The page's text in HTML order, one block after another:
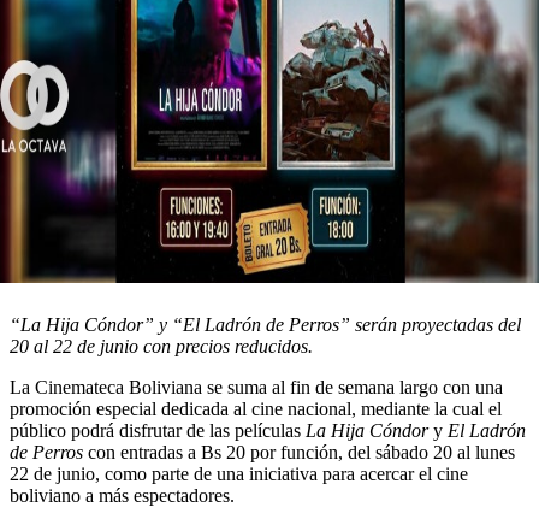
“La Hija Cóndor” y “El Ladrón de Perros” serán proyectadas del
20 al 22 de junio con precios reducidos.
La Cinemateca Boliviana se suma al fin de semana largo con una
promoción especial dedicada al cine nacional, mediante la cual el
público podrá disfrutar de las películas La Hija Cóndory El Ladrón
de Perros con entradas a Bs 20 por función, del sábado 20 al lunes
22 de junio, como parte de una iniciativa para acercar el cine
boliviano a más espectadores.